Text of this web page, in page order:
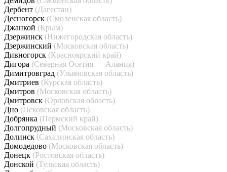
Дербент (Дагестан)
Десногорск (Смоленская область)
Джанкой (Крым)
Дзержинск (Нижегородская область)
Дзержинский (Московская область)
Дивногорск (Красноярский край)
Дигора (Северная Осетия — Алания)
Димитровград (Ульяновская область)
Дмитриев (Курская область)
Дмитров (Московская область)
Дмитровск (Орловская область)
Дно (Псковская область)
Добрянка (Пермский край)
Долгопрудный (Московская область)
Долинск (Сахалинская область)
Домодедово (Московская область)
Донецк (Ростовская область)
Донской (Тульская область)